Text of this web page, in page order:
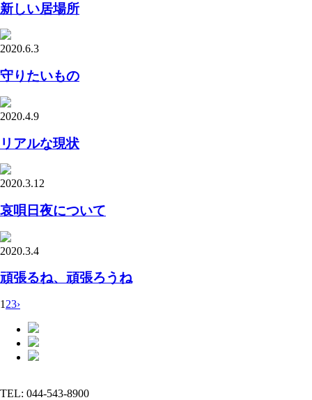
新しい居場所
2020.6.3
守りたいもの
2020.4.9
リアルな現状
2020.3.12
哀唄日夜について
2020.3.4
頑張るね、頑張ろうね
1 23›
TEL: 044-543-8900